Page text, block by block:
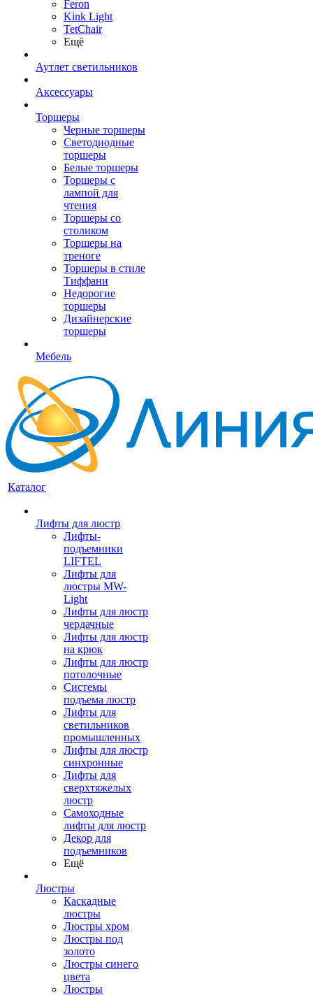
Feron
Kink Light
TetСhair
Ещё
Аутлет светильников
Аксессуары
Торшеры
Черные торшеры
Светодиодные
торшеры
Белые торшеры
Торшеры с
лампой для
чтения
Торшеры со
столиком
Торшеры на
треноге
Торшеры в стиле
Тиффани
Недорогие
торшеры
Дизайнерские
торшеры
Мебель
Каталог
Лифты для люстр
Лифты-
подъемники
LIFTEL
Лифты для
люстры MW-
Light
Лифты для люстр
чердачные
Лифты для люстр
на крюк
Лифты для люстр
потолочные
Системы
подъема люстр
Лифты для
светильников
промышленных
Лифты для люстр
синхронные
Лифты для
сверхтяжелых
люстр
Самоходные
лифты для люстр
Декор для
подъемников
Ещё
Люстры
Каскадные
люстры
Люстры хром
Люстры под
золото
Люстры синего
цвета
Люстры